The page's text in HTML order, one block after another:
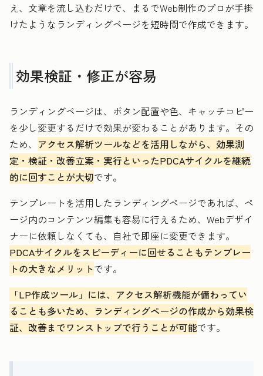
え、文章を流し込むだけで、まるでWeb制作のプロが手掛
けたようなランディングページを短時間で作成できます。
効果検証・修正が容易
ランディングページは、ボタン配置や色、キャッチコピー
を少し変更するだけで効果が変わることがあります。その
ため、 アクセス解析ツールなどを活用しながら、効果測
定・検証・改善立案・実行といったPDCAサイクルを継続
的に回すことが大切です。
テンプレートを活用したランディングページであれば、ペ
ージ内のコンテンツ編集も容易に行えるため、Webデザイ
ナーに依頼しなくても、自社で即座に変更できます。
PDCAサイクルをスピーディーに回せることもテンプレー
トの大きなメリットです。
「LP作成ツール」には、アクセス解析機能が備わってい
ることも多いため、ランディングページの作成から効果検
証、改善までワンストップで行うことが可能です。